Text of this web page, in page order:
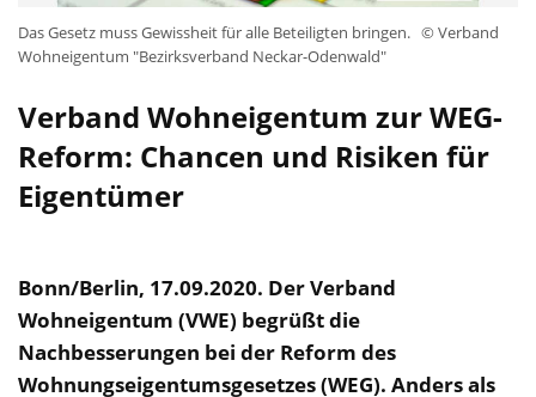
Das Gesetz muss Gewissheit für alle Beteiligten bringen. © Verband
Wohneigentum "Bezirksverband Neckar-Odenwald"
Verband Wohneigentum zur WEG-
Reform: Chancen und Risiken für
Eigentümer
Bonn/Berlin, 17.09.2020. Der Verband
Wohneigentum (VWE) begrüßt die
Nachbesserungen bei der Reform des
Wohnungseigentumsgesetzes (WEG). Anders als